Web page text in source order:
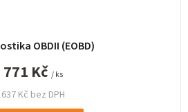
OBDII (EOBD)
637 Kč bez DPH
771 Kč / ks